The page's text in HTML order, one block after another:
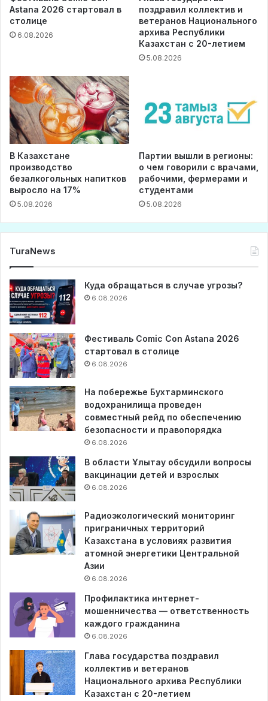
Astana 2026 стартовал в
столице
6.08.2026
поздравил коллектив и
ветеранов Национального
архива Республики
Казахстан с 20-летием
5.08.2026
В Казахстане
производство
безалкогольных напитков
выросло на 17%
5.08.2026
Партии вышли в регионы:
о чем говорили с врачами,
рабочими, фермерами и
студентами
5.08.2026
TuraNews
Куда обращаться в случае угрозы?
6.08.2026
Фестиваль Comic Con Astana 2026
стартовал в столице
6.08.2026
На побережье Бухтарминского
водохранилища проведен
совместный рейд по обеспечению
безопасности и правопорядка
6.08.2026
В области Ұлытау обсудили вопросы
вакцинации детей и взрослых
6.08.2026
Радиоэкологический мониторинг
приграничных территорий
Казахстана в условиях развития
атомной энергетики Центральной
Азии
6.08.2026
Профилактика интернет-
мошенничества — ответственность
каждого гражданина
6.08.2026
Глава государства поздравил
коллектив и ветеранов
Национального архива Республики
Казахстан с 20-летием